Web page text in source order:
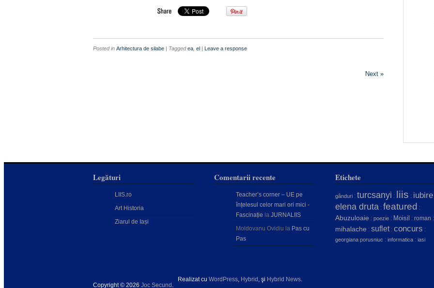
Posted in Arhitectura de silabe | Taggedea el | Leave a response
Next »
Legături
LIIS.ro
Art Historia
Ziarul de Iași
Comentarii recente
Teacher’s corner – UE pe
înțelesul celor mari ori mici -
Fascinație la JURNALIIS
Moldovanu Ovidiu la Pas cu
Pas
Etichete
gânduri : turcsanyi : liis : iubire
elena druta : featured :
Abuzuloaie : poezie : Moisil : roman :
mihalache : suflet: concurs :
georgiana porusniuc : informatica : iasi
Copyright © 2026 Joc Secund .
Realizat cu WordPress, Hybrid , şi Hybrid News.